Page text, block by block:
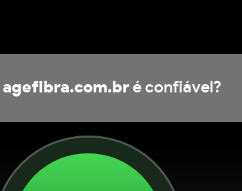
agefibra.com.bré confiável?